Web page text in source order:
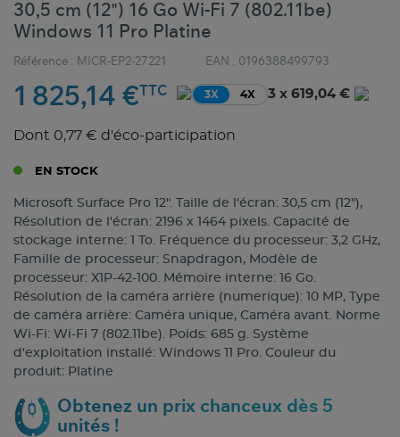
30,5 cm (12") 16 Go Wi-Fi 7 (802.11be)
Windows 11 Pro Platine
Référence : MICR-EP2-27221 EAN : 0196388499793
1 825,14 €TTC 3X 4X 3 x 619,04 €
Dont 0,77 € d'éco-participation
EN STOCK
Microsoft Surface Pro 12". Taille de l'écran: 30,5 cm (12"),
Résolution de l'écran: 2196 x 1464 pixels. Capacité de
stockage interne: 1 To. Fréquence du processeur: 3,2 GHz,
Famille de processeur: Snapdragon, Modèle de
processeur: X1P-42-100. Mémoire interne: 16 Go.
Résolution de la caméra arrière (numerique): 10 MP, Type
de caméra arrière: Caméra unique, Caméra avant. Norme
Wi-Fi: Wi-Fi 7 (802.11be). Poids: 685 g. Système
d'exploitation installé: Windows 11 Pro. Couleur du
produit: Platine
Obtenez un prix chanceux dès 5
unités !